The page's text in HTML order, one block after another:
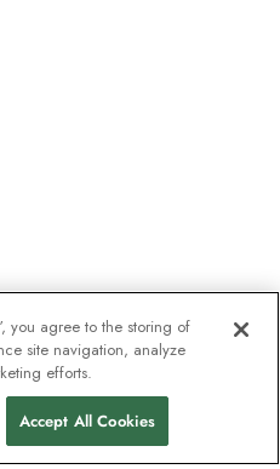
you agree to the storing of
site navigation, analyze
efforts.
Accept All Cookies